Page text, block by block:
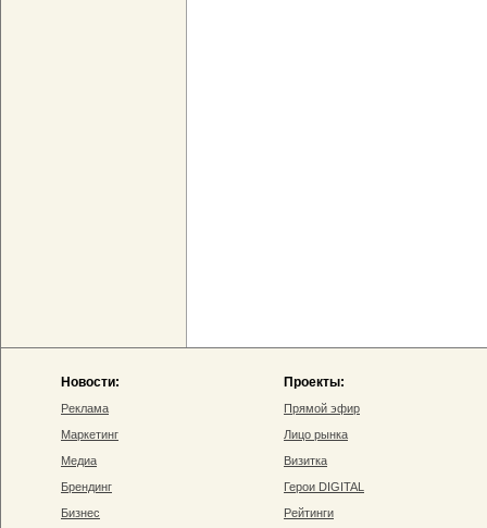
Новости:
Реклама
Маркетинг
Медиа
Брендинг
Бизнес
Проекты:
Прямой эфир
Лицо рынка
Визитка
Герои DIGITAL
Рейтинги